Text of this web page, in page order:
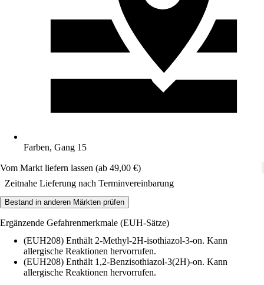
Farben, Gang 15
Vom Markt liefern lassen (ab 49,00 €)
Zeitnahe Lieferung nach Terminvereinbarung
Bestand in anderen Märkten prüfen
Ergänzende Gefahrenmerkmale (EUH-Sätze)
(EUH208) Enthält 2-Methyl-2H-isothiazol-3-on. Kann
allergische Reaktionen hervorrufen.
(EUH208) Enthält 1,2-Benzisothiazol-3(2H)-on. Kann
allergische Reaktionen hervorrufen.